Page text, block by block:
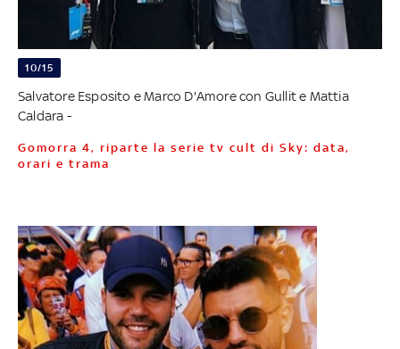
10/15
Salvatore Esposito e Marco D'Amore con Gullit e Mattia
Caldara -
Gomorra 4, riparte la serie tv cult di Sky: data,
orari e trama